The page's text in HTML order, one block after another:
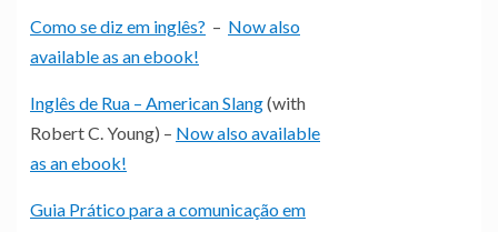
Como se diz em inglês? – Now also
available as an ebook!
Inglês de Rua – American Slang(with
Robert C. Young) – Now also available
as an ebook!
Guia Prático para a comunicação em